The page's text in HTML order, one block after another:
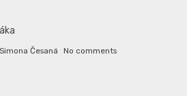
Simona Česaná No comments